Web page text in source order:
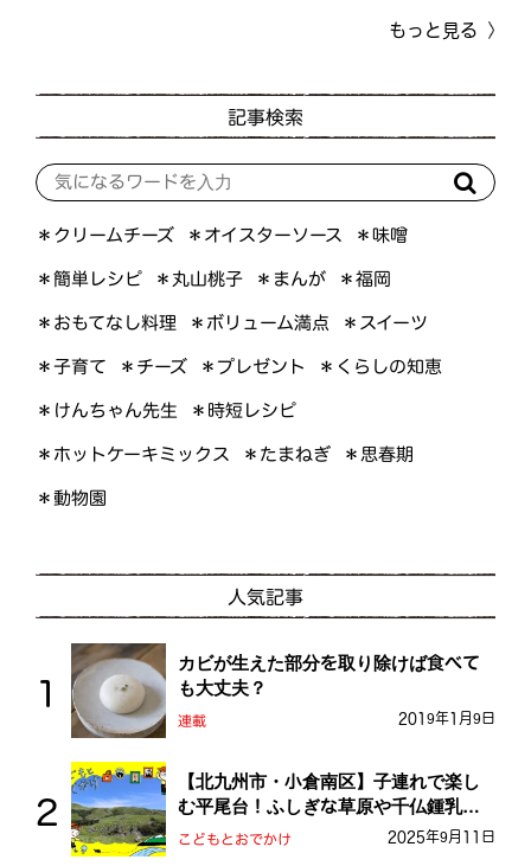
もっと見る
記事検索
＊クリームチーズ ＊オイスターソース ＊味噌
＊簡単レシピ ＊丸山桃子 ＊まんが ＊福岡
＊おもてなし料理 ＊ボリューム満点 ＊スイーツ
＊子育て ＊チーズ ＊プレゼント ＊くらしの知恵
＊けんちゃん先生 ＊時短レシピ
＊ホットケーキミックス ＊たまねぎ ＊思春期
＊動物園
人気記事
カビが生えた部分を取り除けば食べて
も大丈夫？
連載 2019年1月9日
【北九州市・小倉南区】子連れで楽し
む平尾台！ふしぎな草原や千仏鍾乳洞
を探検しよう！
こどもとおでかけ 2025年9月11日